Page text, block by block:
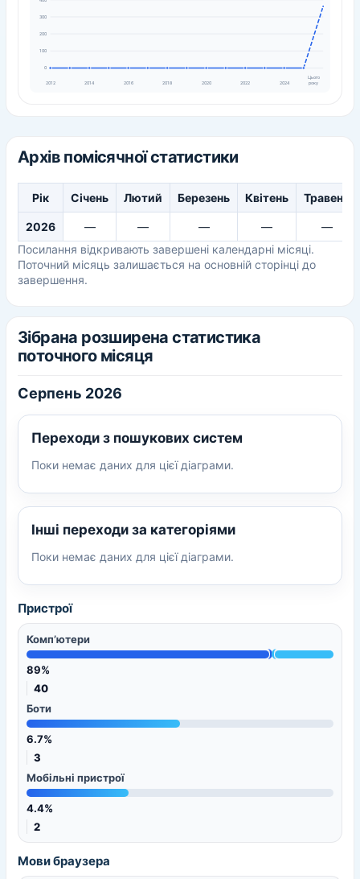
300
200
100
0
2012 2014 2016 2018 2020 2022 2024
Цього
року
Архів помісячної статистики
Рік Січень Лютий Березень Квітень Травень
2026 — — — —
—
Посилання відкривають завершені календарні місяці.
Поточний місяць залишається на основній сторінці до
завершення.
Зібрана розширена статистика
поточного місяця
Серпень 2026
Переходи з пошукових систем
Поки немає даних для цієї діаграми.
Інші переходи за категоріями
Поки немає даних для цієї діаграми.
Пристрої
Комп’ютери
89%
40
Боти
6.7%
3
Мобільні пристрої
4.4%
2
Мови браузера